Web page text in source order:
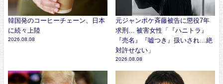
韓国発のコーヒーチェーン、日本
に続々上陸
2026.08.08
元ジャンポケ斉藤被告に懲役7年
求刑… 被害女性「『ハニトラ』
『売名』『嘘つき』扱いされ…絶
対許せない」
2026.08.08